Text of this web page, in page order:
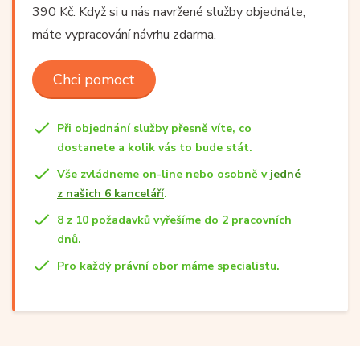
390 Kč. Když si u nás navržené služby objednáte,
máte vypracování návrhu zdarma.
Chci pomoct
Při objednání služby přesně víte, co
dostanete a kolik vás to bude stát.
Vše zvládneme on-line nebo osobně v jedné
z našich 6 kanceláří.
8 z 10 požadavků vyřešíme do 2 pracovních
dnů.
Pro každý právní obor máme specialistu.